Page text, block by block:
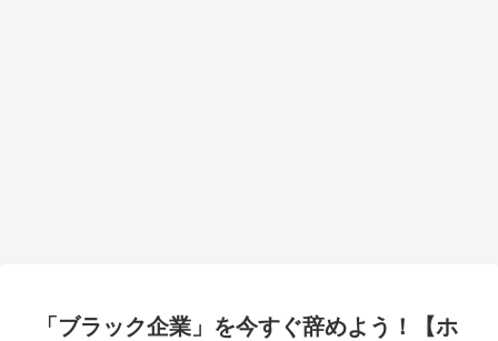
「ブラック企業」を今すぐ辞めよう！【ホ